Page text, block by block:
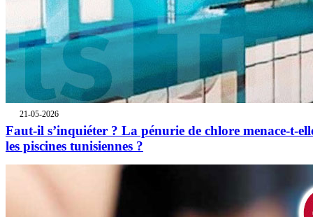
21-05-2026
Faut-il s’inquiéter ? La pénurie de chlore menace-t-
les piscines tunisiennes ?